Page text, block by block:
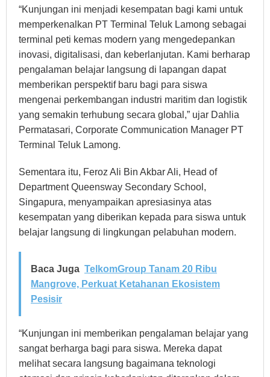
“Kunjungan ini menjadi kesempatan bagi kami untuk
memperkenalkan PT Terminal Teluk Lamong sebagai
terminal peti kemas modern yang mengedepankan
inovasi, digitalisasi, dan keberlanjutan. Kami berharap
pengalaman belajar langsung di lapangan dapat
memberikan perspektif baru bagi para siswa
mengenai perkembangan industri maritim dan logistik
yang semakin terhubung secara global,” ujar Dahlia
Permatasari, Corporate Communication Manager PT
Terminal Teluk Lamong.
Sementara itu, Feroz Ali Bin Akbar Ali, Head of
Department Queensway Secondary School,
Singapura, menyampaikan apresiasinya atas
kesempatan yang diberikan kepada para siswa untuk
belajar langsung di lingkungan pelabuhan modern.
Baca Juga TelkomGroup Tanam 20 Ribu
Mangrove, Perkuat Ketahanan Ekosistem
Pesisir
“Kunjungan ini memberikan pengalaman belajar yang
sangat berharga bagi para siswa. Mereka dapat
melihat secara langsung bagaimana teknologi